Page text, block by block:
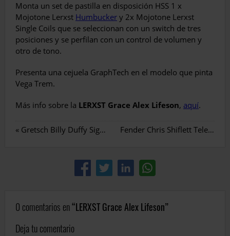
Monta un set de pastilla en disposición HSS 1 x
Mojotone Lerxst Humbucker y 2x Mojotone Lerxst
Single Coils que se seleccionan con un switch de tres
posiciones y se perfilan con un control de volumen y
otro de tono.
Presenta una cejuela GraphTech en el modelo que pinta
Vega Trem.
Más info sobre la LERXST Grace Alex Lifeson, aquí.
« Gretsch Billy Duffy Signature Fender Chris Shiflett Telecaster
0 comentarios en LERXST Grace Alex Lifeson
Deja tu comentario